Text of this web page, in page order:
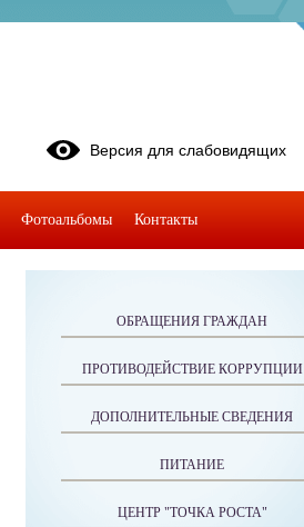
ОБРАЩЕНИЯ ГРАЖДАН
ПРОТИВОДЕЙСТВИЕ КОРРУПЦИИ
ДОПОЛНИТЕЛЬНЫЕ СВЕДЕНИЯ
ПИТАНИЕ
ЦЕНТР "ТОЧКА РОСТА"
Версия для слабовидящих
Фотоальбомы Контакты